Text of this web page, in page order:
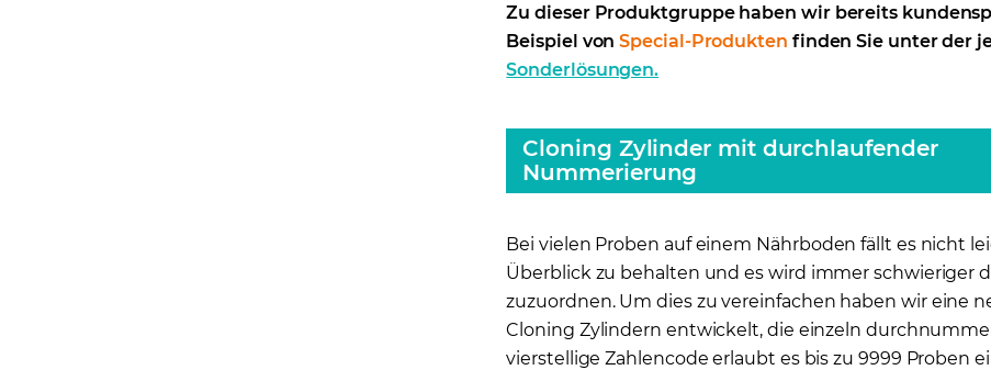
Zu dieser Produktgruppe haben wir bereits
Beispiel vonSpecial-Produkten finden Sie unter der
Sonderlösungen.
Cloning Zylinder mit durchlaufender
Nummerierung
Bei vielen Proben auf einem Nährboden fällt es nicht
Überblick zu behalten und es wird immer schwieriger
zuzuordnen. Um dies zu vereinfachen haben wir eine
Cloning Zylindern entwickelt, die einzeln
vierstellige Zahlencode erlaubt es bis zu 9999 Proben